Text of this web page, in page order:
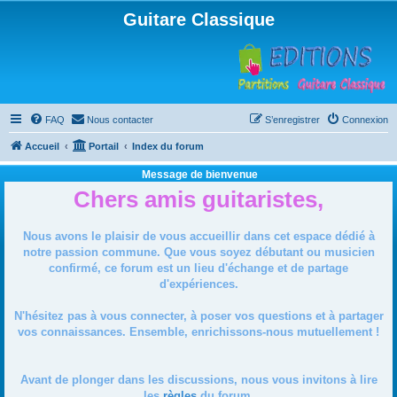
Guitare Classique
FAQ Nous contacter Connexion
S’enregistrer
Accueil Portail Index du forum
Message de bienvenue
Chers amis guitaristes,
Nous avons le plaisir de vous accueillir dans cet espace dédié à
notre passion commune. Que vous soyez débutant ou musicien
confirmé, ce forum est un lieu d'échange et de partage
d'expériences.
N'hésitez pas à vous connecter, à poser vos questions et à partager
vos connaissances. Ensemble, enrichissons-nous mutuellement !
Avant de plonger dans les discussions, nous vous invitons à lire